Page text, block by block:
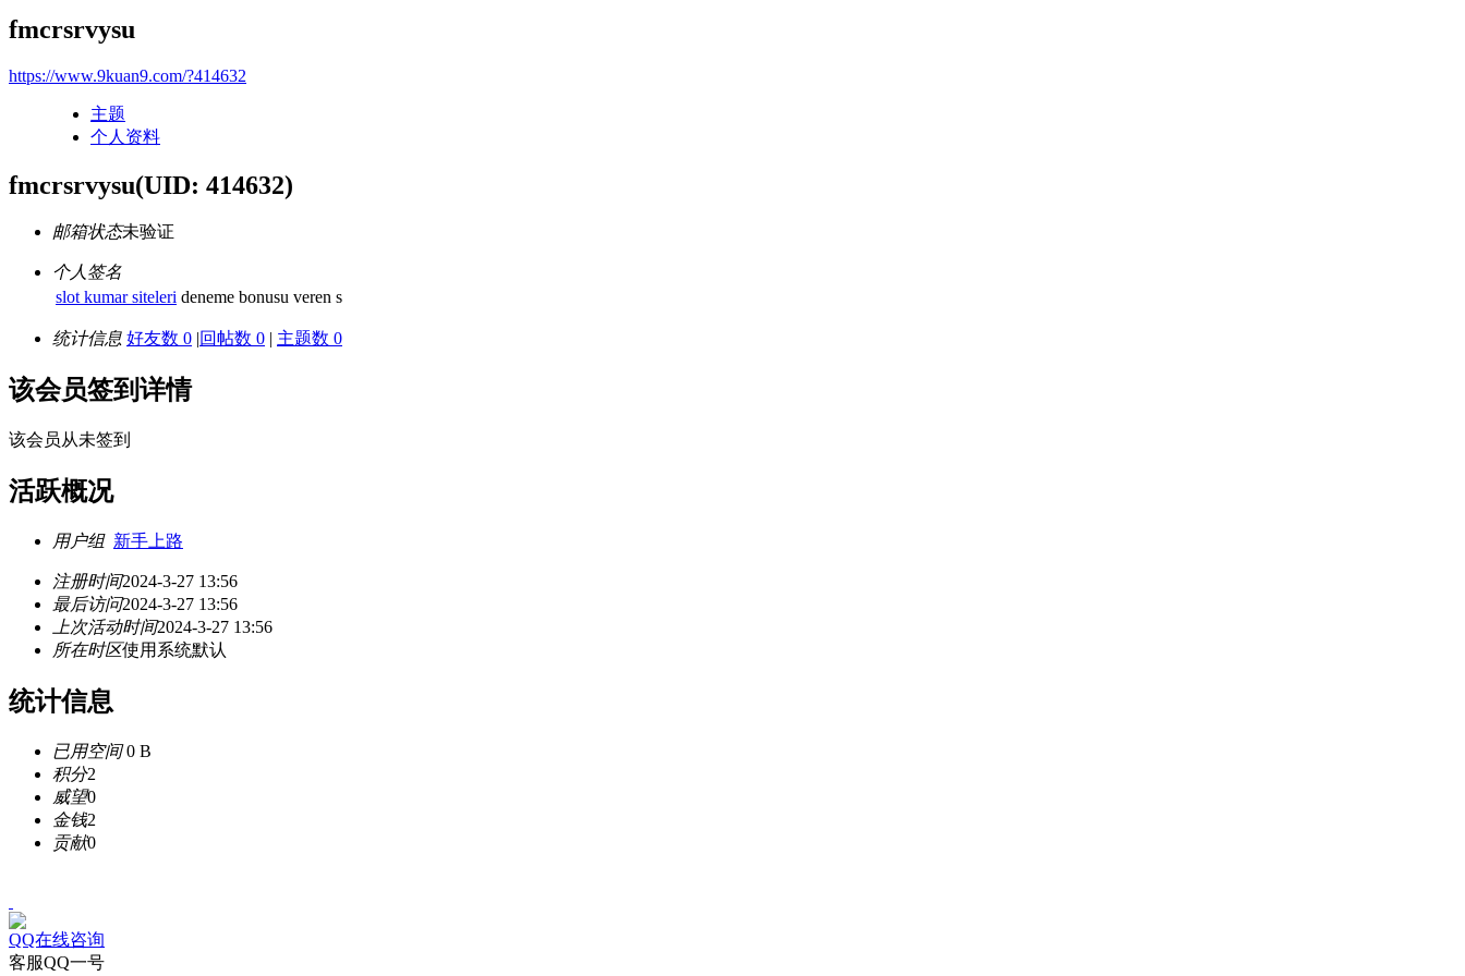
fmcrsrvysu
https://www.9kuan9.com/?414632
主题
个人资料
fmcrsrvysu(UID: 414632)
邮箱状态未验证
个人签名
slot kumar siteleri deneme bonusu veren s
统计信息 好友数 0 |回帖数 0 | 主题数 0
该会员签到详情
该会员从未签到
活跃概况
用户组 新手上路
注册时间2024-3-27 13:56
最后访问2024-3-27 13:56
上次活动时间2024-3-27 13:56
所在时区使用系统默认
统计信息
已用空间0 B
积分2
威望0
金钱2
贡献0
QQ在线咨询
客服QQ一号